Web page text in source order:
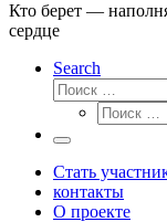
Кто берет —
сердце
Search
Поиск
Поиск
Меню
Стать
контакты
О проекте